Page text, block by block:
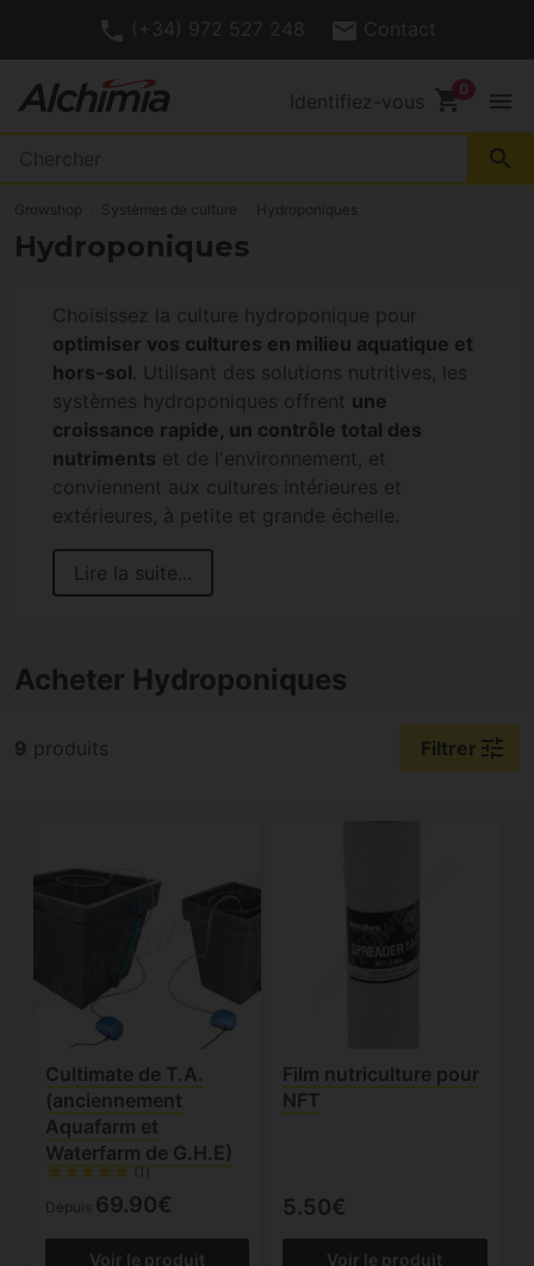
(+34) 972 527 248 Contact
Identifiez-vous shopping_cart menu
search
Growshop Systèmes de culture Hydroponiques
Hydroponiques
Choisissez la culture hydroponique pour
optimiser vos cultures en milieu aquatique et
hors-sol. Utilisant des solutions nutritives, les
systèmes hydroponiques offrent une
croissance rapide, un contrôle total des
nutriments et de l'environnement, et
conviennent aux cultures intérieures et
extérieures, à petite et grande échelle.
Lire la suite...
Acheter Hydroponiques
9 produits Filtrer tune
Cultimate de T.A.
(anciennement
Aquafarm et
Waterfarm de G.H.E)
(1)
Depuis 69.90€
Voir le produit
Film nutriculture pour
NFT
5.50€
Voir le produit